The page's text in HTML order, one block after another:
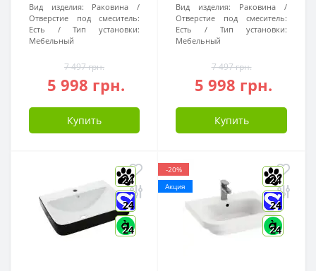
Вид изделия:
Раковина
Отверстие под смеситель:
Есть
Тип установки:
Мебельный
7 497 грн.
5 998 грн.
Купить
Вид изделия:
Раковина
Отверстие под смеситель:
Есть
Тип установки:
Мебельный
7 497 грн.
5 998 грн.
Купить
24
24
24
-20%
Акция
24
24
24